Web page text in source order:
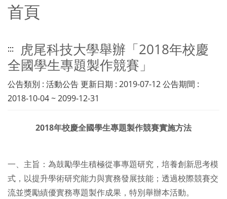
首頁
:::
虎尾科技大學舉辦「2018年校慶
全國學生專題製作競賽」
公告類別 : 活動公告 更新日期 : 2019-07-12 公告期間 :
2018-10-04 ~ 2099-12-31
2018年校慶全國學生專題製作競賽實施方法
一、主旨：為鼓勵學生積極從事專題研究，培養創新思考模
式，以提升學術研究能力與實務發展技能；透過校際競賽交
流並獎勵績優實務專題製作成果，特別舉辦本活動。